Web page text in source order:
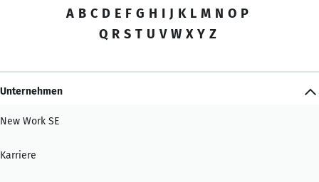
A B C D E F G H I J K L M N O P
Q R S T U V W X Y Z
Unternehmen
New Work SE
Karriere